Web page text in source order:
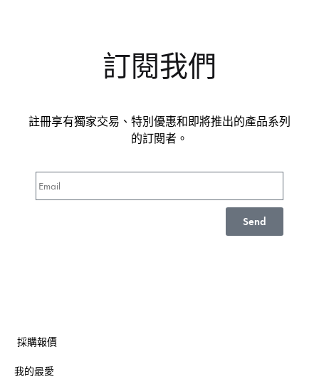
訂閱我們
註冊享有獨家交易、特別優惠和即將推出的產品系列
的訂閱者。
Send
採購報價
我的最愛